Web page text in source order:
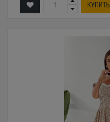
КУПИТЬ